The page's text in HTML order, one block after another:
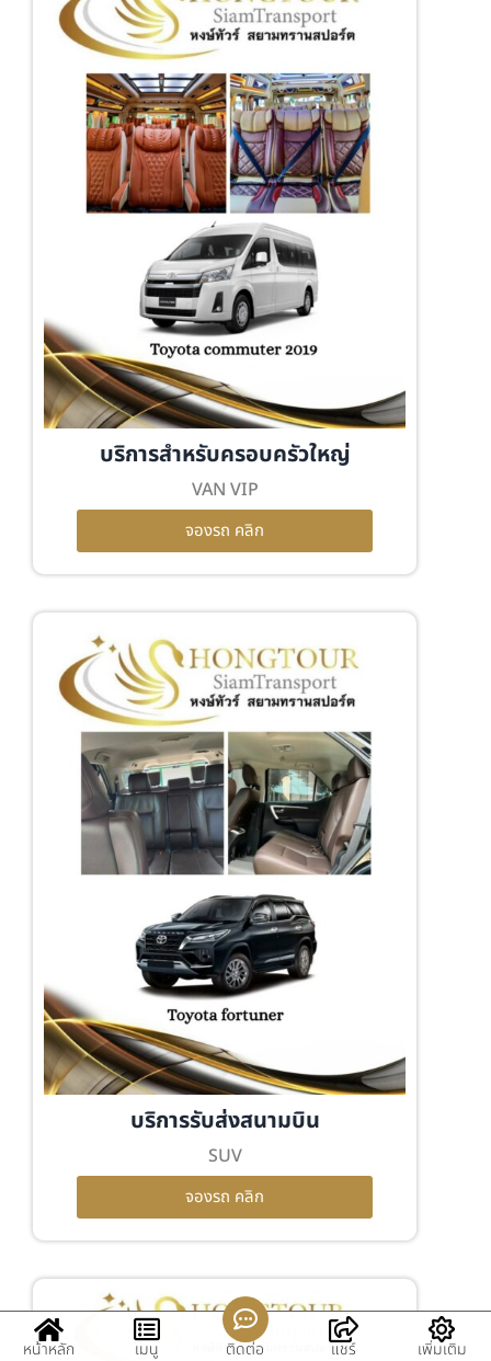
บริการสำหรับครอบครัวใหญ่
VAN VIP
จองรถ คลิก
บริการรับส่งสนามบิน
SUV
จองรถ คลิก
หน้าหลัก เมนู ติดต่อ แชร์ เพิ่มเติม